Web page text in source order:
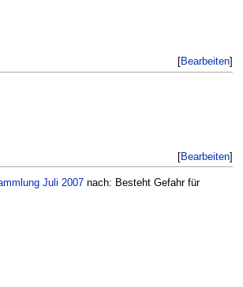
[Bearbeiten]
[Bearbeiten]
Juli 2007nach: Besteht Gefahr für